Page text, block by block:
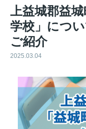
上益城郡益
学校」につ
ご紹介
2025.03.04